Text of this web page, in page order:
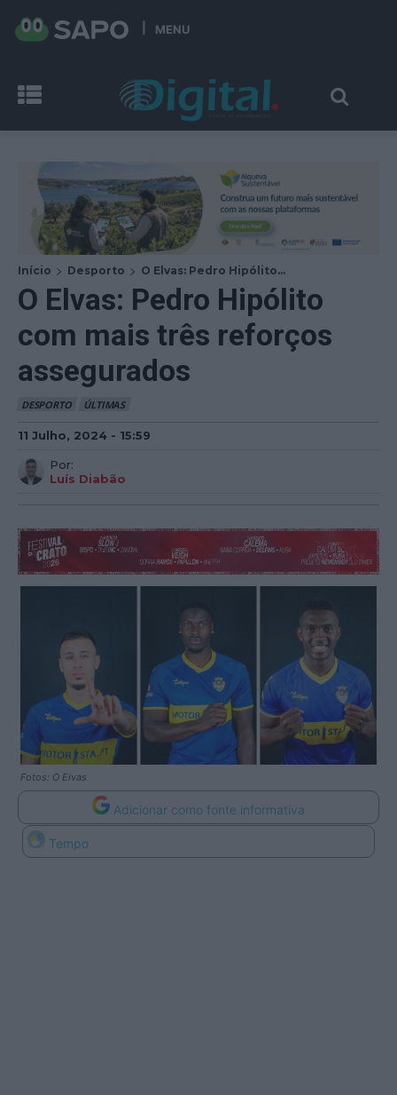
MENU
Início Desporto O Elvas: Pedro Hipólito...
O Elvas: Pedro Hipólito
com mais três reforços
assegurados
DESPORTO ÚLTIMAS
11 Julho, 2024 - 15:59
Por:
Luís Diabão
Fotos: O Elvas
Adicionar como fonte informativa
Tempo